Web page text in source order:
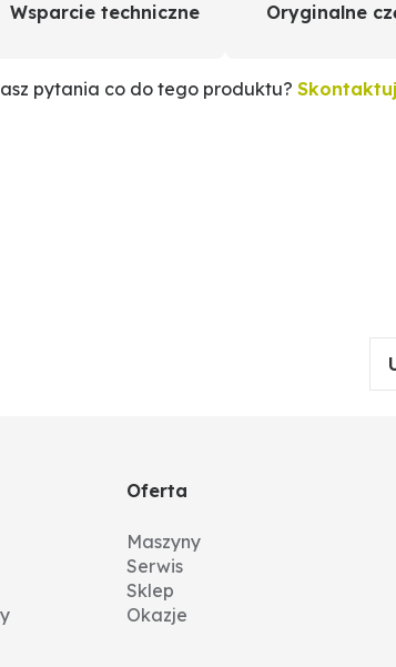
Wsparcie techniczne Oryginalne
pytania co do tego produktu?
Oferta
Maszyny
Serwis
Sklep
Okazje